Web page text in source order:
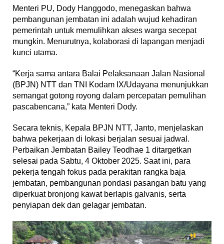
Menteri PU, Dody Hanggodo, menegaskan bahwa
pembangunan jembatan ini adalah wujud kehadiran
pemerintah untuk memulihkan akses warga secepat
mungkin. Menurutnya, kolaborasi di lapangan menjadi
kunci utama.
“Kerja sama antara Balai Pelaksanaan Jalan Nasional
(BPJN) NTT dan TNI Kodam IX/Udayana menunjukkan
semangat gotong royong dalam percepatan pemulihan
pascabencana,” kata Menteri Dody.
Secara teknis, Kepala BPJN NTT, Janto, menjelaskan
bahwa pekerjaan di lokasi berjalan sesuai jadwal.
Perbaikan Jembatan Bailey Teodhae 1 ditargetkan
selesai pada Sabtu, 4 Oktober 2025. Saat ini, para
pekerja tengah fokus pada perakitan rangka baja
jembatan, pembangunan pondasi pasangan batu yang
diperkuat bronjong kawat berlapis galvanis, serta
penyiapan dek dan gelagar jembatan.